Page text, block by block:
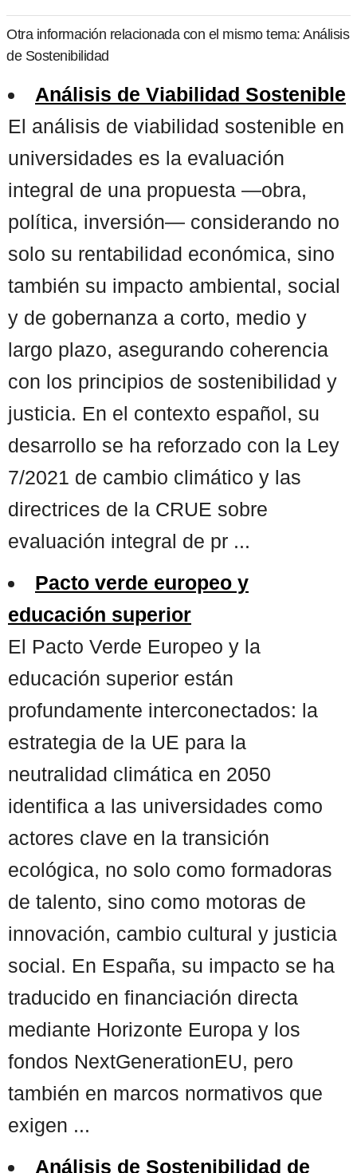
Otra información relacionada con el mismo tema: Análisis
de Sostenibilidad
Análisis de Viabilidad Sostenible
El análisis de viabilidad sostenible en
universidades es la evaluación
integral de una propuesta —obra,
política, inversión— considerando no
solo su rentabilidad económica, sino
también su impacto ambiental, social
y de gobernanza a corto, medio y
largo plazo, asegurando coherencia
con los principios de sostenibilidad y
justicia. En el contexto español, su
desarrollo se ha reforzado con la Ley
7/2021 de cambio climático y las
directrices de la CRUE sobre
evaluación integral de pr ...
Pacto verde europeo y
educación superior
El Pacto Verde Europeo y la
educación superior están
profundamente interconectados: la
estrategia de la UE para la
neutralidad climática en 2050
identifica a las universidades como
actores clave en la transición
ecológica, no solo como formadoras
de talento, sino como motoras de
innovación, cambio cultural y justicia
social. En España, su impacto se ha
traducido en financiación directa
mediante Horizonte Europa y los
fondos NextGenerationEU, pero
también en marcos normativos que
exigen ...
Análisis de Sostenibilidad de